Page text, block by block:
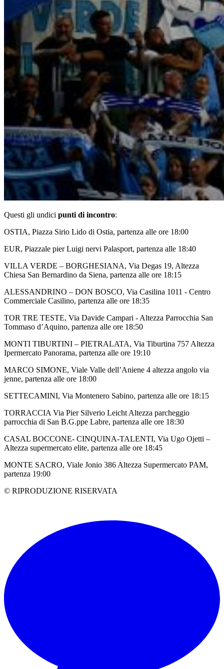
Questi gli undici punti di incontro:
OSTIA, Piazza Sirio Lido di Ostia, partenza alle ore 18:00
EUR, Piazzale pier Luigi nervi Palasport, partenza alle 18:40
VILLA VERDE – BORGHESIANA, Via Degas 19, Altezza
Chiesa San Bernardino da Siena, partenza alle ore 18:15
ALESSANDRINO – DON BOSCO, Via Casilina 1011 - Centro
Commerciale Casilino, partenza alle ore 18:35
TOR TRE TESTE, Via Davide Campari - Altezza Parrocchia San
Tommaso d’Aquino, partenza alle ore 18:50
MONTI TIBURTINI – PIETRALATA, Via Tiburtina 757 Altezza
Ipermercato Panorama, partenza alle ore 19:10
MARCO SIMONE, Viale Valle dell’Aniene 4 altezza angolo via
jenne, partenza alle ore 18:00
SETTECAMINI, Via Montenero Sabino, partenza alle ore 18:15
TORRACCIA Via Pier Silverio Leicht Altezza parcheggio
parrocchia di San B.G.ppe Labre, partenza alle ore 18:30
CASAL BOCCONE- CINQUINA-TALENTI, Via Ugo Ojetti –
Altezza supermercato elite, partenza alle ore 18:45
MONTE SACRO, Viale Jonio 386 Altezza Supermercato PAM,
partenza 19:00
© RIPRODUZIONE RISERVATA